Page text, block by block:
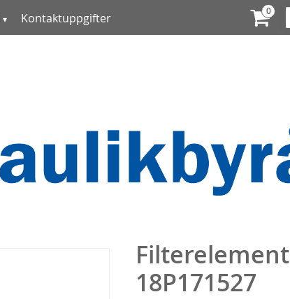
Kontaktuppgifter
Filterelement
18P171527